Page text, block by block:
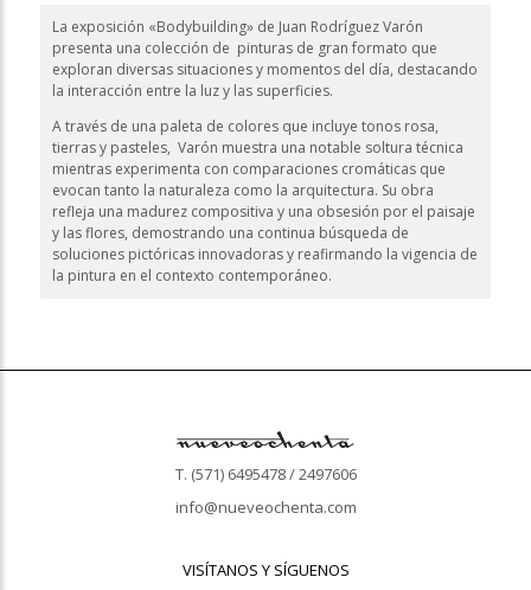
La exposición «Bodybuilding» de Juan Rodríguez Varón
presenta una colección de pinturas de gran formato que
exploran diversas situaciones y momentos del día, destacando
la interacción entre la luz y las superficies.
A través de una paleta de colores que incluye tonos rosa,
tierras y pasteles, Varón muestra una notable soltura técnica
mientras experimenta con comparaciones cromáticas que
evocan tanto la naturaleza como la arquitectura. Su obra
refleja una madurez compositiva y una obsesión por el paisaje
y las flores, demostrando una continua búsqueda de
soluciones pictóricas innovadoras y reafirmando la vigencia de
la pintura en el contexto contemporáneo.
T. (571) 6495478 / 2497606
info@nueveochenta.com
VISÍTANOS Y SÍGUENOS